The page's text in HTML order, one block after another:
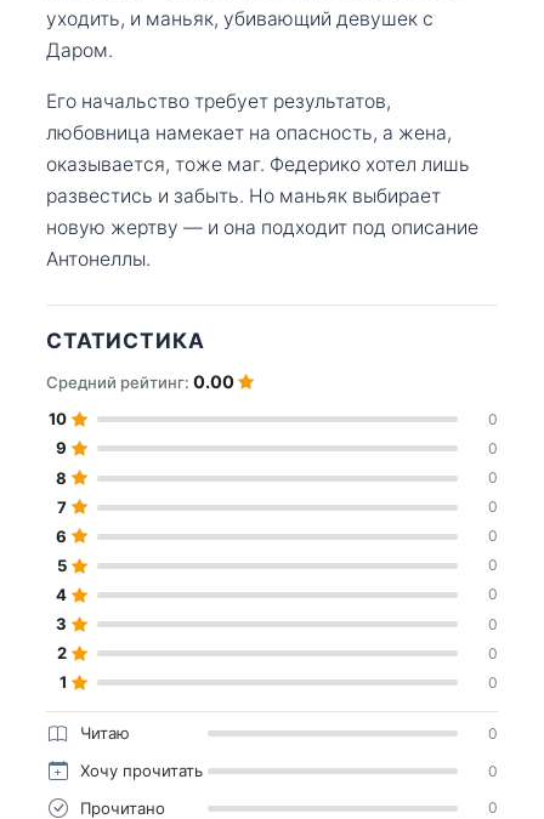
уходить, и маньяк, убивающий девушек с
Даром.
Его начальство требует результатов,
любовница намекает на опасность, а жена,
оказывается, тоже маг. Федерико хотел лишь
развестись и забыть. Но маньяк выбирает
новую жертву — и она подходит под описание
Антонеллы.
СТАТИСТИКА
Средний рейтинг: 0.00
10 0
9 0
8 0
7 0
6 0
5 0
4 0
3 0
2 0
1 0
Читаю 0
Хочу прочитать 0
Прочитано 0